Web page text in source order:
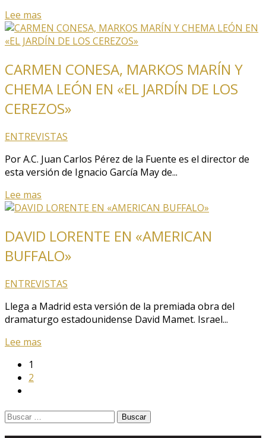
Lee mas
CARMEN CONESA, MARKOS MARÍN Y
CHEMA LEÓN EN «EL JARDÍN DE LOS
CEREZOS»
ENTREVISTAS
Por A.C. Juan Carlos Pérez de la Fuente es el director de
esta versión de Ignacio García May de...
Lee mas
DAVID LORENTE EN «AMERICAN
BUFFALO»
ENTREVISTAS
Llega a Madrid esta versión de la premiada obra del
dramaturgo estadounidense David Mamet. Israel...
Lee mas
1
2
Buscar: